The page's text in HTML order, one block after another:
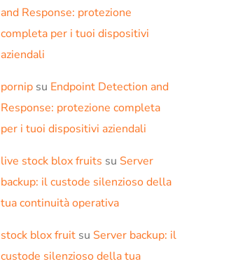
and Response: protezione
completa per i tuoi dispositivi
aziendali
pornip su Endpoint Detection and
Response: protezione completa
per i tuoi dispositivi aziendali
live stock blox fruits su Server
backup: il custode silenzioso della
tua continuità operativa
stock blox fruit su Server backup: il
custode silenzioso della tua